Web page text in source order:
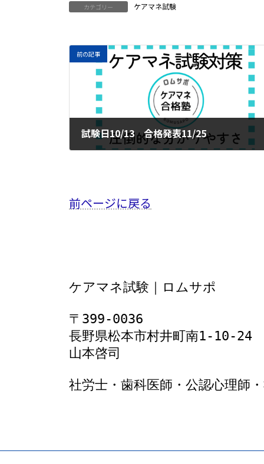
カテゴリー ケアマネ試験
前の記事
試験日10/13 合格発表11/25
2024年3月13日
前ページに戻る
ケアマネ試験｜ロムサポ
〒399-0036
長野県松本市村井町南1‐10‐24
山本啓司
社労士・歯科医師・公認心理師